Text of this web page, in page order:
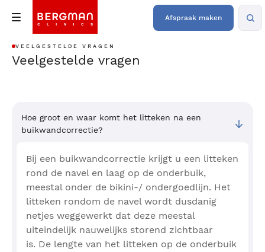
Afspraak maken
VEELGESTELDE VRAGEN
Veelgestelde vragen
Hoe groot en waar komt het litteken na een
buikwandcorrectie?
Bij een buikwandcorrectie krijgt u een litteken
rond de navel en laag op de onderbuik,
meestal onder de bikini-/ ondergoedlijn. Het
litteken rondom de navel wordt dusdanig
netjes weggewerkt dat deze meestal
uiteindelijk nauwelijks storend zichtbaar
is. De lengte van het litteken op de onderbuik